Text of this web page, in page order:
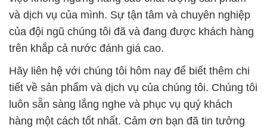
và dịch vụ của mình. Sự tận tâm và chuyên nghiệp
của đội ngũ chúng tôi đã và đang được khách hàng
trên khắp cả nước đánh giá cao.
Hãy liên hệ với chúng tôi hôm nay để biết thêm chi
tiết về sản phẩm và dịch vụ của chúng tôi. Chúng tôi
luôn sẵn sàng lắng nghe và phục vụ quý khách
hàng một cách tốt nhất. Cảm ơn bạn đã tin tưởng